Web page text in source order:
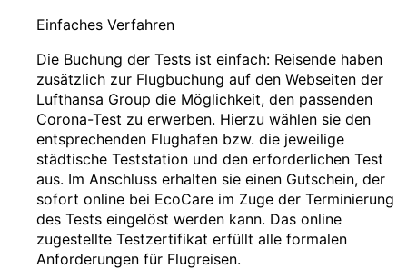
Einfaches Verfahren
Die Buchung der Tests ist einfach: Reisende haben
zusätzlich zur Flugbuchung auf den Webseiten der
Lufthansa Group die Möglichkeit, den passenden
Corona-Test zu erwerben. Hierzu wählen sie den
entsprechenden Flughafen bzw. die jeweilige
städtische Teststation und den erforderlichen Test
aus. Im Anschluss erhalten sie einen Gutschein, der
sofort online bei EcoCare im Zuge der Terminierung
des Tests eingelöst werden kann. Das online
zugestellte Testzertifikat erfüllt alle formalen
Anforderungen für Flugreisen.